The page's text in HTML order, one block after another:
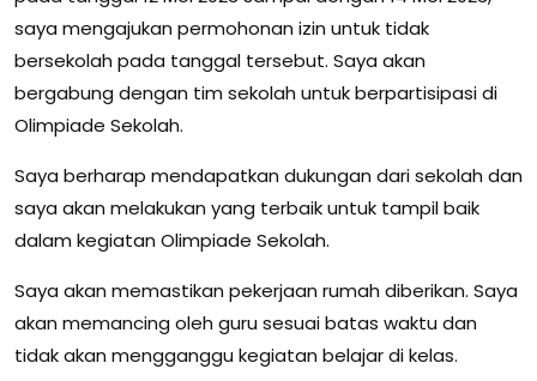
saya mengajukan permohonan izin untuk tidak
bersekolah pada tanggal tersebut. Saya akan
bergabung dengan tim sekolah untuk berpartisipasi di
Olimpiade Sekolah.
Saya berharap mendapatkan dukungan dari sekolah dan
saya akan melakukan yang terbaik untuk tampil baik
dalam kegiatan Olimpiade Sekolah.
Saya akan memastikan pekerjaan rumah diberikan. Saya
akan memancing oleh guru sesuai batas waktu dan
tidak akan mengganggu kegiatan belajar di kelas.